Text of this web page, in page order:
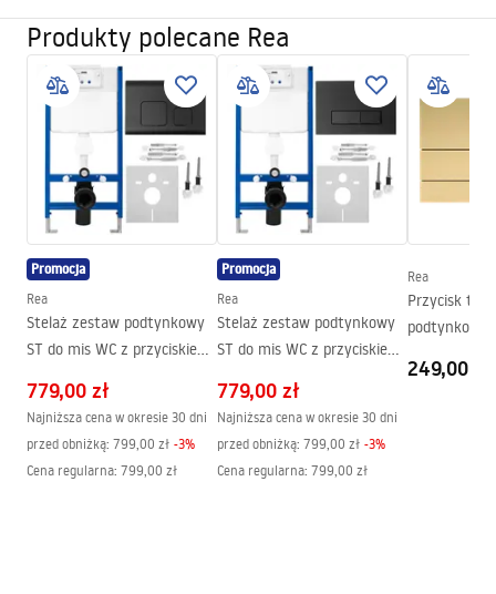
Kolor:
Imitacja kamienia
Wykończenie:
Matowe
Materiał:
Ceramika sanitarna
Długość:
495mm
Szerokość (mm):
370
Wysokość (mm):
355mm
Rozstaw śrub montażowych:
mm
Deska w zestawie:
Tak, w kolorze misy WC
Atest higieniczny
ATEST-higieniczny.pdf
Instrukcja montażu video
instrukcja-montażu-misy-wc-video.mp4
Karta produktu
Misa WC CARLOS LAVA MATT.pdf
Instrukcja montażu
WC.pdf
Deklaracja Właściwości Użytkowych
CARLOS GRANIT MATT, GRANIT SHINY, LAVA MATT, LAVA
Produkty polecane Rea
Promocja
Rea
Stelaż zestaw podtynkowy
ST do mis WC z przyciskiem
779,00 zł
Najniższa cena w okresie 30 dni
przed obniżką: 799,00 zł -3%
Cena regularna: 799,00 zł
Promocja
Rea
Stelaż zestaw podtynkowy
ST do mis WC z przyciskiem
779,00 zł
Najniższa cena w okresie 30 dni
przed obniżką: 799,00 zł -3%
Cena regularna: 799,00 zł
Rea
Przycisk
podtynkowego WC
249,00 zł